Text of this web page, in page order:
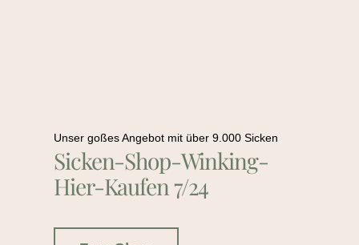
Unser goßes Angebot mit über 9.000 Sicken
Sicken-Shop-Winking-
Hier-Kaufen 7/24